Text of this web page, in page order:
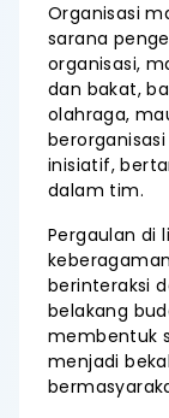
Organisasi
sarana
organisasi,
dan bakat,
olahraga,
inisiatif,
dalam tim.
Pergaulan di
berinteraksi
belakang
membentuk
menjadi